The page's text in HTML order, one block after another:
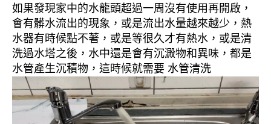
如果發現家中的水龍頭超過一周沒有使用再開啟，
會有髒水流出的現象，或是流出水量越來越少，熱
水器有時候點不著，或是等很久才有熱水，或是清
洗過水塔之後，水中還是會有沉澱物和異味，都是
水管產生沉積物，這時候就需要 水管清洗